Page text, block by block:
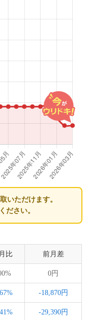
いただけます。
ださい。
比 前月差
0円
-18,870円
-29,390円